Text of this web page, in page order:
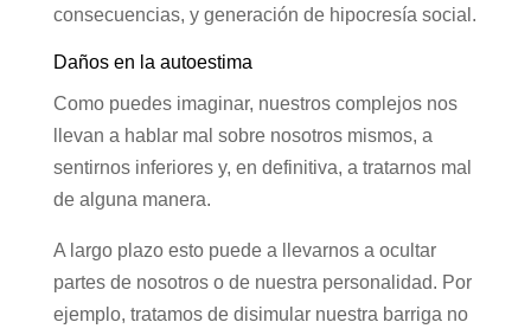
consecuencias, y generación de hipocresía social.
Daños en la autoestima
Como puedes imaginar, nuestros complejos nos
llevan a hablar mal sobre nosotros mismos, a
sentirnos inferiores y, en definitiva, a tratarnos mal
de alguna manera.
A largo plazo esto puede a llevarnos a ocultar
partes de nosotros o de nuestra personalidad. Por
ejemplo, tratamos de disimular nuestra barriga no